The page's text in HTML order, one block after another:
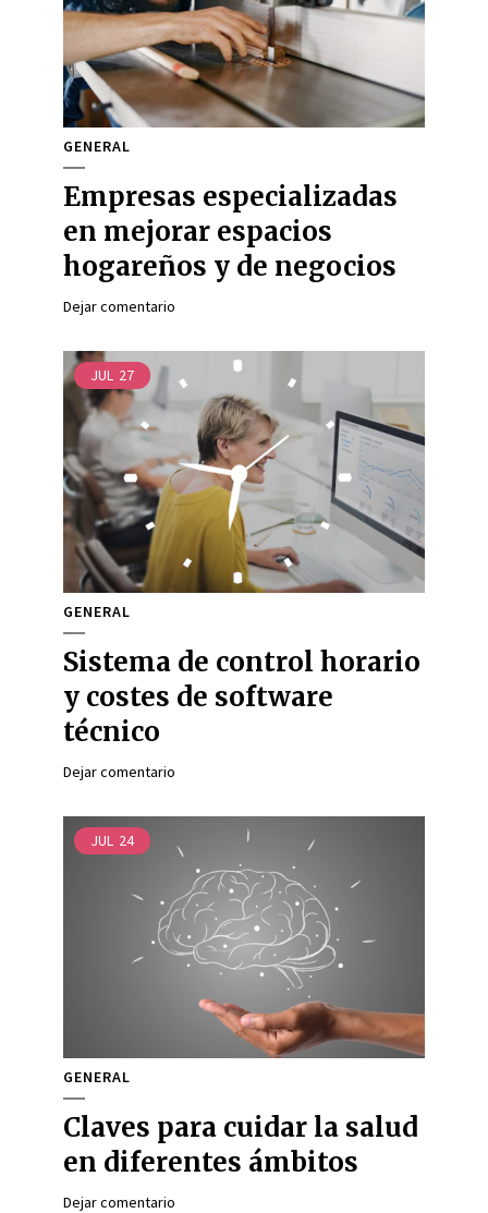
GENERAL
Empresas especializadas
en mejorar espacios
hogareños y de negocios
Dejar comentario
JUL 27
GENERAL
Sistema de control horario
y costes de software
técnico
Dejar comentario
JUL 24
GENERAL
Claves para cuidar la salud
en diferentes ámbitos
Dejar comentario